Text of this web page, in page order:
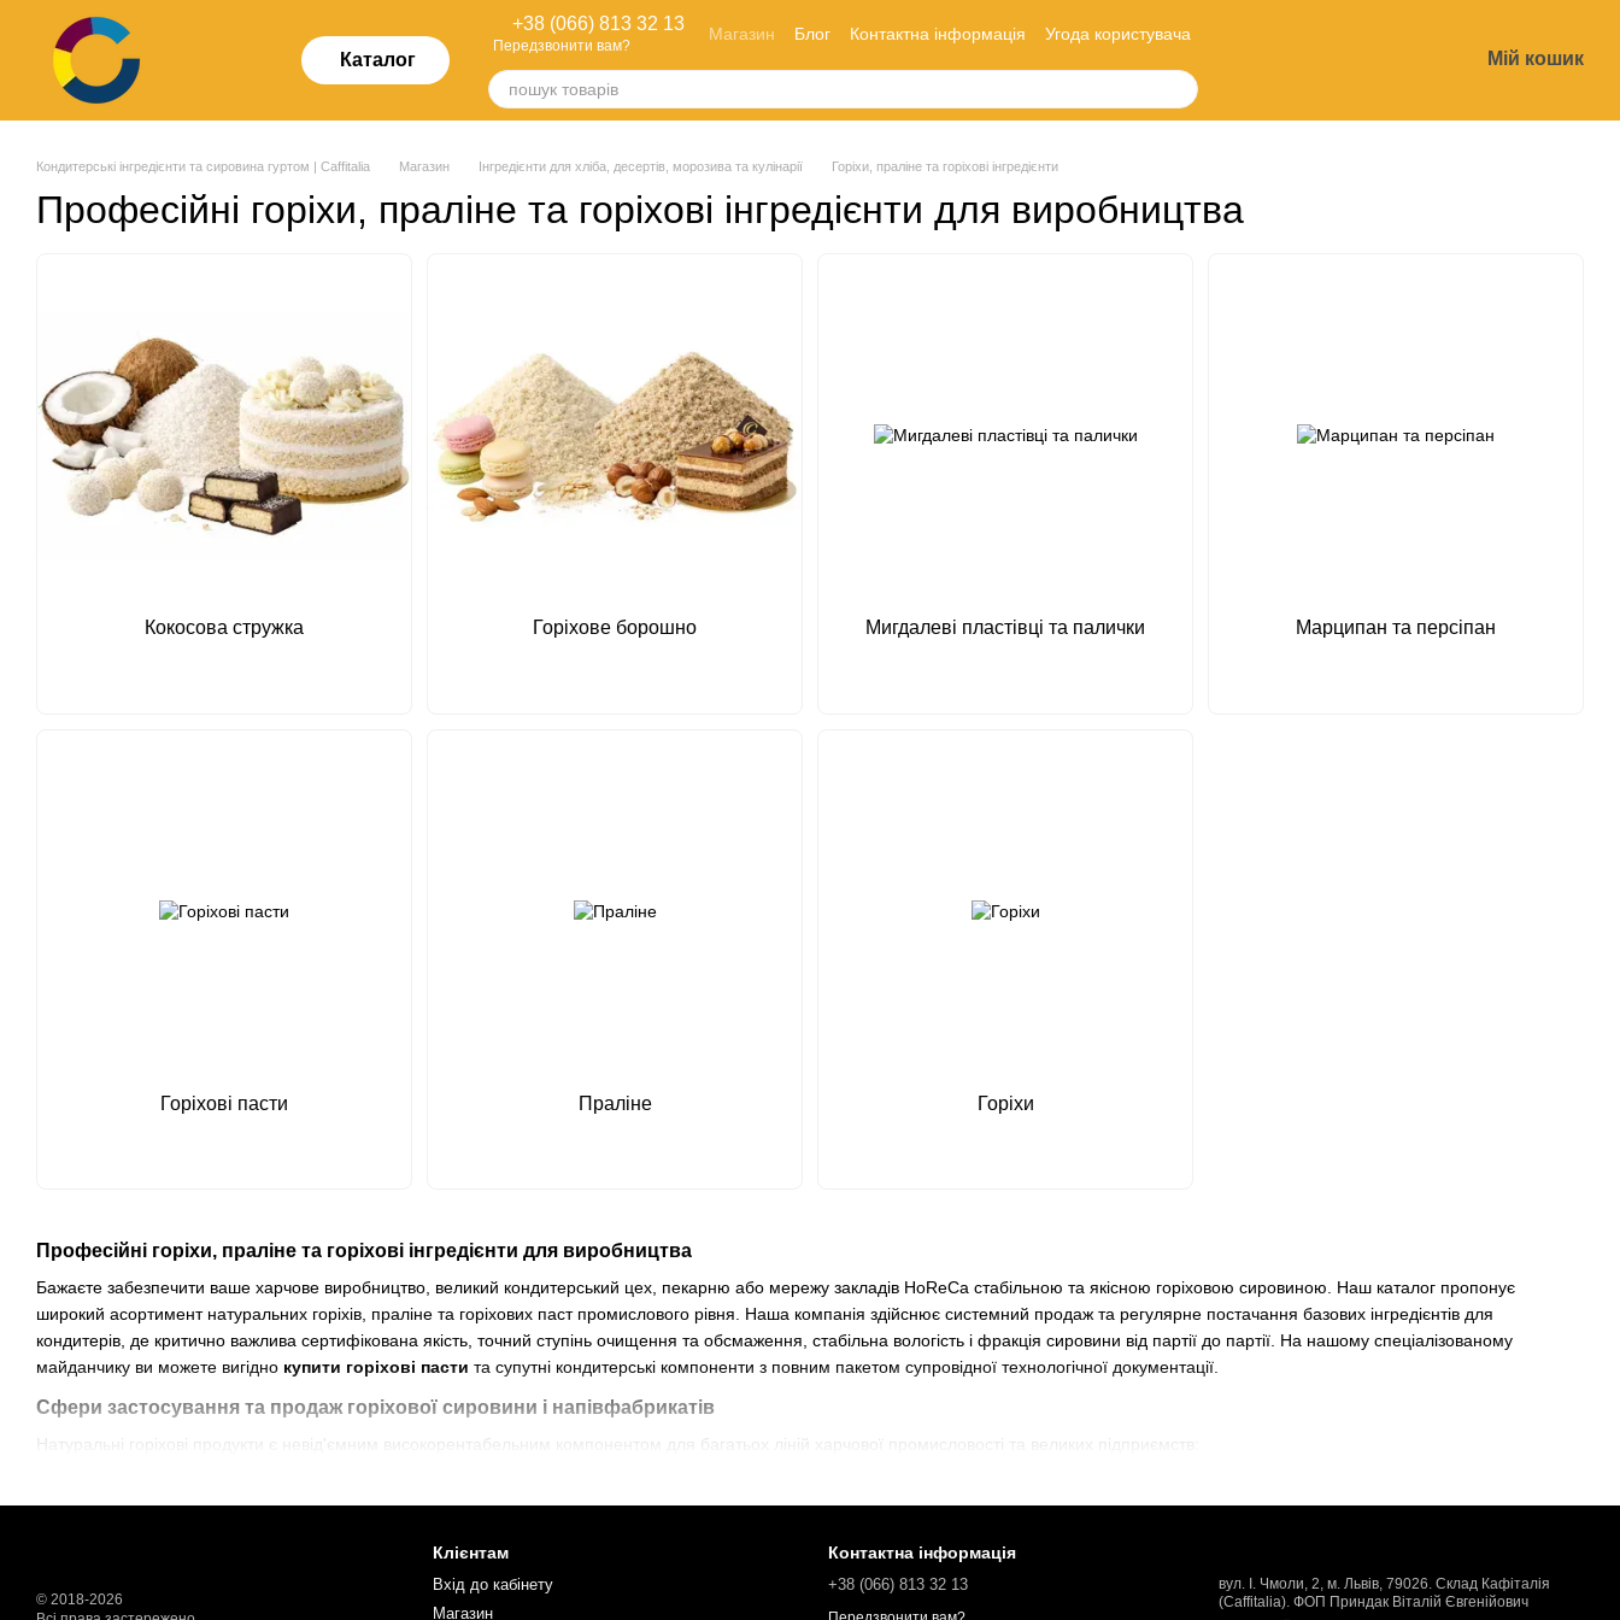
Перейти до основного контенту
Каталог
+38 (066) 813 32 13
Передзвонити вам?
Магазин Блог Контактна інформація
Угода користувача
Мій кошик
Кондитерські інгредієнти та сировина гуртом | Caffitalia Магазин Інгредієнти для хліба, десертів, морозива та кулінарії Горіхи, праліне та горіхові інгредієнти
Професійні горіхи, праліне та горіхові інгредієнти для виробництва
Професійні горіхи, праліне та горіхові інгредієнти для виробництва
Бажаєте забезпечити ваше харчове виробництво, великий кондитерський цех, пекарню або мережу закладів HoReCa стабільною та якісною горіховою сировиною. Наш каталог пропонує
широкий асортимент натуральних горіхів, праліне та горіхових паст промислового рівня. Наша компанія здійснює системний продаж та регулярне постачання базових інгредієнтів для
кондитерів, де критично важлива сертифікована якість, точний ступінь очищення та обсмаження, стабільна вологість і фракція сировини від партії до партії. На нашому спеціалізованому
майданчику ви можете вигідно купити горіхові пасти та супутні кондитерські компоненти з повним пакетом супровідної технологічної документації.
Сфери застосування та продаж горіхової сировини і напівфабрикатів
Натуральні горіхові продукти є невід'ємним високорентабельним компонентом для багатьох ліній харчової промисловості та великих підприємств:
кремових текстур, ганашів та начинок високої стабільності;
Випуск хлібобулочної, здобної та шарованої продукції
— горіхове борошно, термостабільні пасти та подрібнені горіхи застосовуються для наповнення та фінішного оформлення
Виготовлення промислового морозива, мусів та заморожених десертів
— чисті пасти без сторонніх домішок і гідрогенізованих жирів дозволяють створювати однорідні структури та
Кокосова стружка Горіхове борошно Мигдалеві пластівці та палички Марципан та персіпан
Горіхові пасти Пралінe Горіхи
© 2018-2026
Клієнтам
Вхід до кабінету
Магазин
Контактна інформація
+38 (066) 813 32 13
вул. І. Чмоли, 2, м. Львів, 79026. Склад Кафіталія
(Caffitalia). ФОП Приндак Віталій Євгенійович